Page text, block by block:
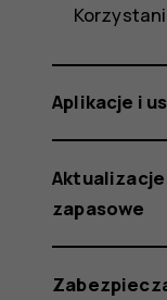
Aplikacje i
zapasowe